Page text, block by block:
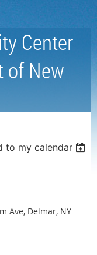
Center
of New
to my calendar
Ave, Delmar, NY